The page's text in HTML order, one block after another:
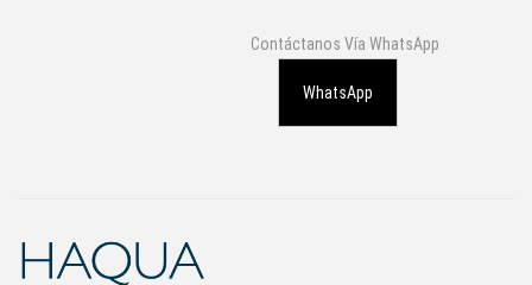
Contáctanos Vía WhatsApp
WhatsApp